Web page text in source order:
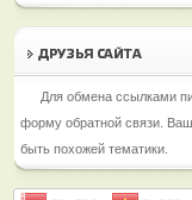
Для обмена ссылками
форму обратной связи.
быть похожей тематики.